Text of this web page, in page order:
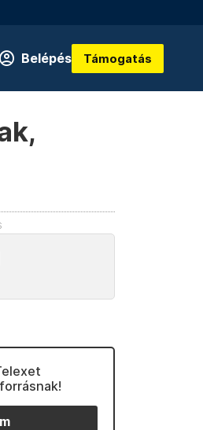
Belépés Támogatás